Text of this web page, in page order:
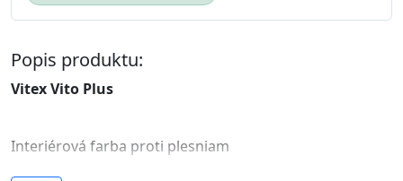
Popis produktu:
Vitex Vito Plus
Interiérová farba proti plesniam